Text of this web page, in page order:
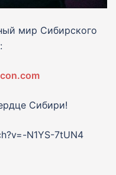
мир Сибирского
Сибири!
N1YS-7tUN4